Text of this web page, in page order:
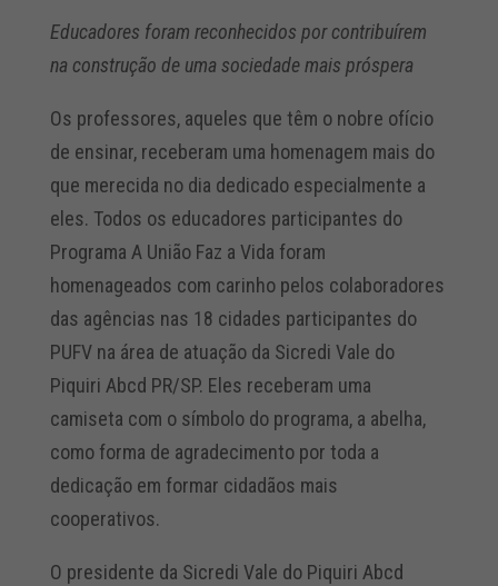
Educadores foram reconhecidos por contribuírem
na construção de uma sociedade mais próspera
Os professores, aqueles que têm o nobre ofício
de ensinar, receberam uma homenagem mais do
que merecida no dia dedicado especialmente a
eles. Todos os educadores participantes do
Programa A União Faz a Vida foram
homenageados com carinho pelos colaboradores
das agências nas 18 cidades participantes do
PUFV na área de atuação da Sicredi Vale do
Piquiri Abcd PR/SP. Eles receberam uma
camiseta com o símbolo do programa, a abelha,
como forma de agradecimento por toda a
dedicação em formar cidadãos mais
cooperativos.
O presidente da Sicredi Vale do Piquiri Abcd